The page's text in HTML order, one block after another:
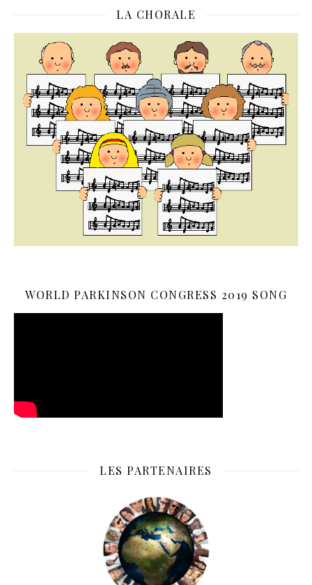
LA CHORALE
WORLD PARKINSON CONGRESS 2019 SONG
LES PARTENAIRES